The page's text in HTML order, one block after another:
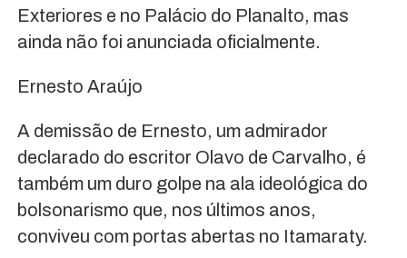
Exteriores e no Palácio do Planalto, mas
ainda não foi anunciada oficialmente.
Ernesto Araújo
A demissão de Ernesto, um admirador
declarado do escritor Olavo de Carvalho, é
também um duro golpe na ala ideológica do
bolsonarismo que, nos últimos anos,
conviveu com portas abertas no Itamaraty.